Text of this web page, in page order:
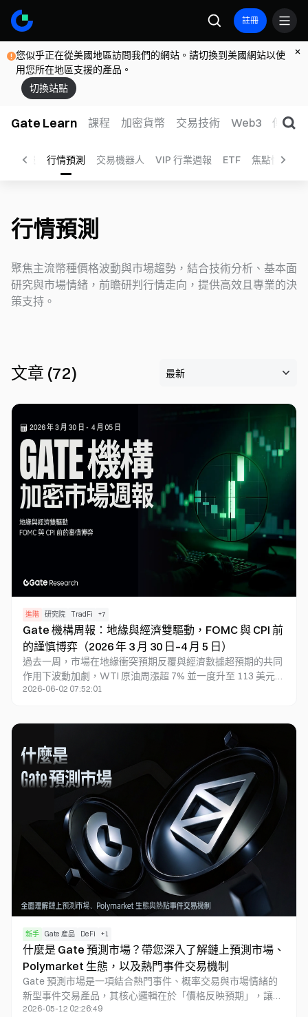
註冊
您似乎正在從美國地區訪問我們的網站。請切換到美國網站以使
用您所在地區支援的產品。
切換站點
Gate Learn 課程 加密貨幣 交易技術 Web3 傳統金
日報 行情預測 交易機器人 VIP 行業週報 ETF 焦點快訊
行情預測
聚焦主流幣種價格波動與市場趨勢，結合技術分析、基本面
研究與市場情緒，前瞻研判行情走向，提供高效且專業的決
策支持。
文章 (72)
進階 研究院 TradFi +7
Gate 機構周報：地緣與經濟雙驅動，FOMC 與 CPI 前
的謹慎博弈（2026 年 3 月 30 日–4 月 5 日）
過去一周，市場在地緣衝突預期反覆與經濟數據超預期的共同
作用下波動加劇，WTI 原油周漲超 7% 並一度升至 113 美元以
上，疊加強勁的零售、ISM 與非農數據，美股反彈、貴金屬創
導致資金流入後快速流出。鏈上方面，TradFi 交易量向原油與
貴金屬集中，DEX 格局重排，Meteora 交易量顯著上升，穩
定幣總量高位震盪，資金向 DeFi 穩定幣與借貸集中。衍生品
方面，BTC 持倉量回落至約 210 億美元，資金費率回歸中
性，Skew 維持負值、DVOL 高位震盪。上周關注 FOMC 紀
要、CPI 數據及代幣解鎖。
2026-06-02 07:52:01
新手 Gate 産品 DeFi +1
什麼是 Gate 預測市場？帶您深入了解鏈上預測市場、
Polymarket 生態，以及熱門事件交易機制
Gate 預測市場是一項結合熱門事件、概率交易與市場情緒的
新型事件交易產品，其核心邏輯在於「價格反映預期」，讓用
戶能針對未來事件結果進行交易與判斷。隨著鏈上預測市場的
2026-05-12 02:26:49